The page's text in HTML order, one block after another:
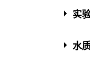
实
水